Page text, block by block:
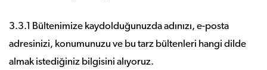
3.3.1 Bültenimize kaydolduğunuzda adınızı, e-posta
adresinizi, konumunuzu ve bu tarz bültenleri hangi dilde
almak istediğiniz bilgisini alıyoruz.